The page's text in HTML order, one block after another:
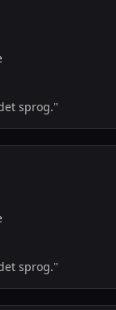
sprog."
sprog."